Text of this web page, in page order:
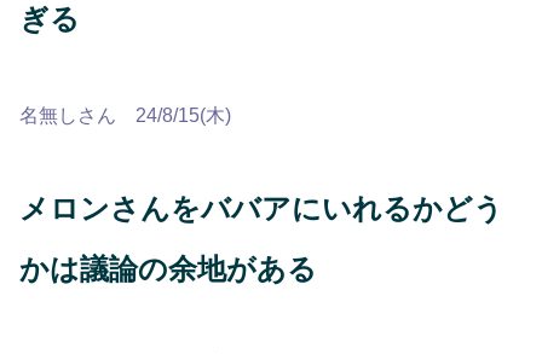
ぎる
名無しさん 24/8/15(木)
メロンさんをババアにいれるかどう
かは議論の余地がある